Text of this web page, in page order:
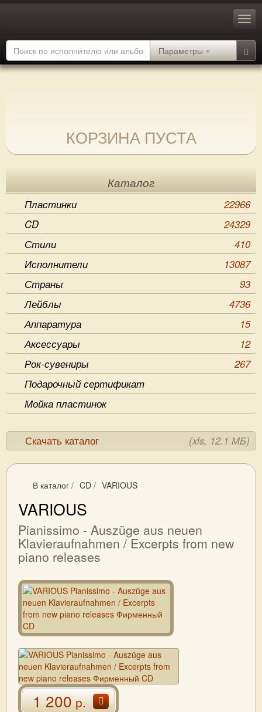
Параметры
КОРЗИНА ПУСТА
Каталог
Пластинки
22966
CD
24329
Стили
410
Исполнители
13087
Страны
93
Лейблы
4736
Аппаратура
15
Аксессуары
12
Рок-сувениры
267
Подарочный сертификат
Мойка пластинок
Скачать каталог (xls, 12.1 МБ)
В каталог / CD / VARIOUS
VARIOUS
Pianissimo - Auszüge aus neuen
Klavieraufnahmen / Excerpts from new
piano releases
1 200р.